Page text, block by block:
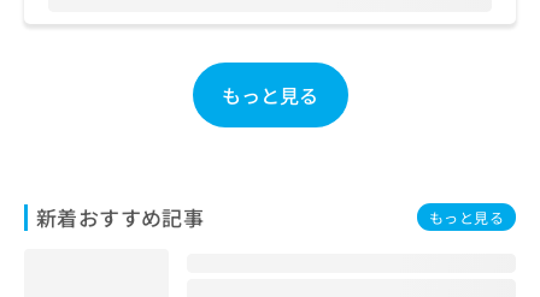
もっと見る
新着おすすめ記事 もっと見る
ち
ら